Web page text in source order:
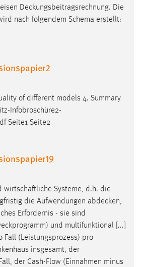
Deckungsbeitragsrechnung. Die
nach folgendem Schema erstellt:
of different models 4. Summary
Infobroschüre2-
Seite1 Seite2
wirtschaftliche Systeme, d.h. die
die Aufwendungen abdecken,
Erfordernis - sie sind
und multifunktional [...]
Fall (Leistungsprozess) pro
insgesamt, der
der Cash-Flow (Einnahmen minus